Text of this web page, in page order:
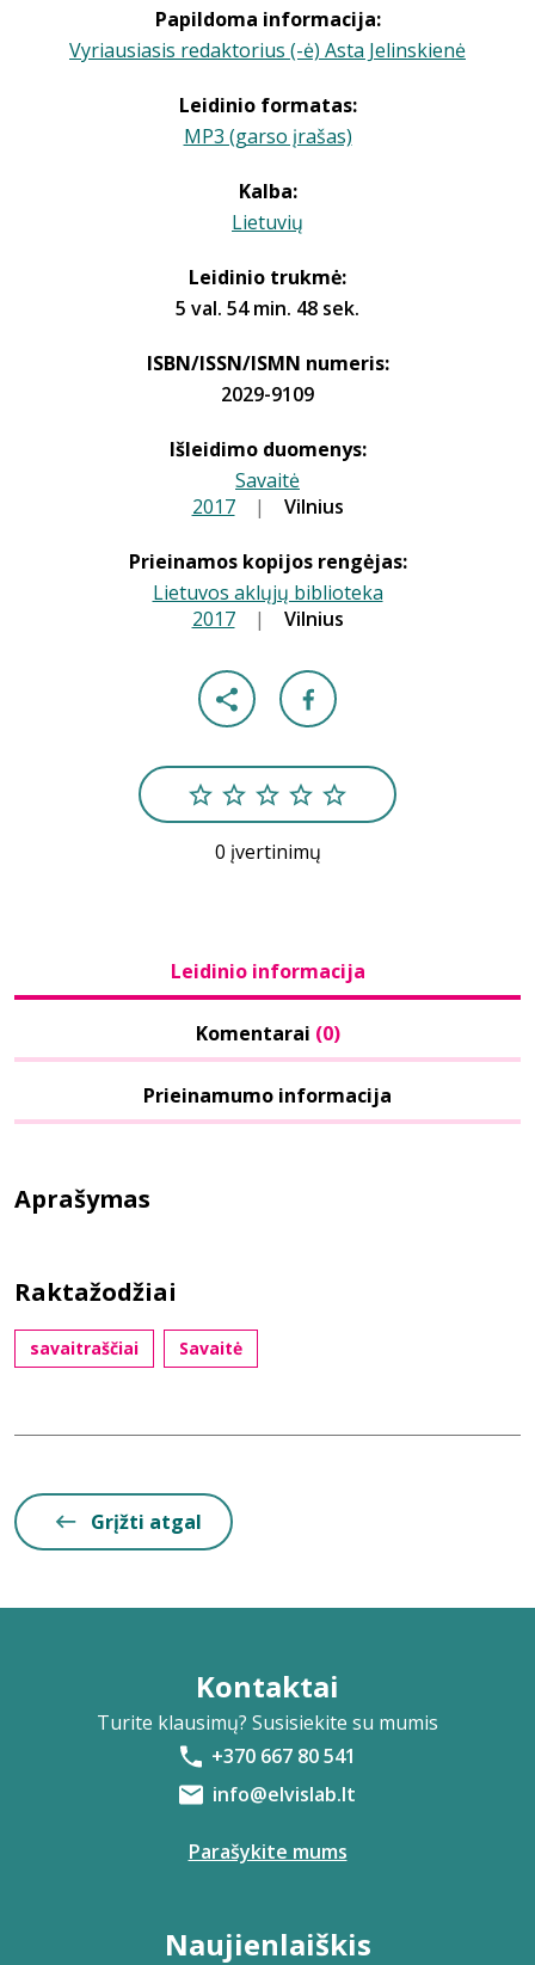
Papildoma informacija:
Vyriausiasis redaktorius (-ė) Asta Jelinskienė
Leidinio formatas:
MP3 (garso įrašas)
Kalba:
Lietuvių
Leidinio trukmė:
5 val. 54 min. 48 sek.
ISBN/ISSN/ISMN numeris:
2029-9109
Išleidimo duomenys:
Savaitė
2017 | Vilnius
Prieinamos kopijos rengėjas:
Lietuvos aklųjų biblioteka
2017 | Vilnius
0 įvertinimų
Leidinio informacija
Komentarai (0)
Prieinamumo informacija
Aprašymas
Raktažodžiai
savaitraščiai Savaitė
Grįžti atgal
Kontaktai
Turite klausimų? Susisiekite su mumis
+370 667 80 541
info@elvislab.lt
Parašykite mums
Naujienlaiškis